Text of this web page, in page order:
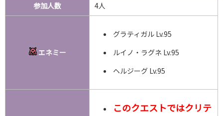
参加人数 4人
エネミー
グラティガル Lv.95
ルイノ・ラグネ Lv.95
ヘルジーグ Lv.95
このクエストではクリテ